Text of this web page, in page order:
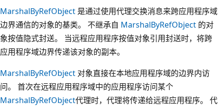
MarshalByRefObject 是通过使用代理交换消息来跨应用程序域
边界通信的对象的基类。 不继承自 MarshalByRefObject 的对
象按值隐式封送。 当远程应用程序按值对象引用封送时，将跨
应用程序域边界传递该对象的副本。
MarshalByRefObject 对象直接在本地应用程序域的边界内访
问。 首次在远程应用程序域中的应用程序访问某个
MarshalByRefObject代理时，代理将传递给远程应用程序。 代